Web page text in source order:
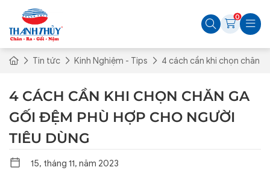
0
Tin tức Kinh Nghiệm - Tips 4 cách cần khi chọn chăn
4 CÁCH CẦN KHI CHỌN CHĂN GA
GỐI ĐỆM PHÙ HỢP CHO NGƯỜI
TIÊU DÙNG
15, tháng 11, năm 2023